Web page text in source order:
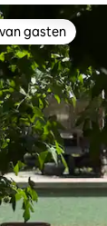
gasten
gasten